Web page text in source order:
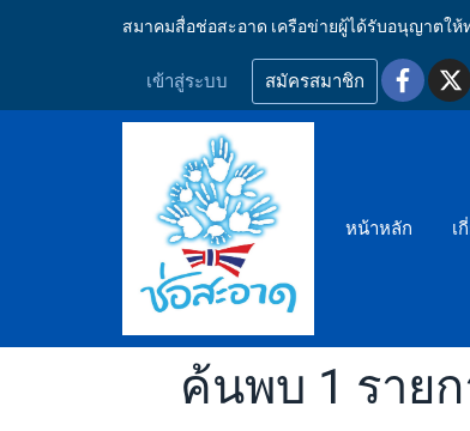
สมาคมสื่อช่อสะอาด เครือข่ายผู้ได้รับอนุญาตให้
เข้าสู่ระบบ สมัครสมาชิก
หน้าหลัก เ
ค้นพบ 1 ราย